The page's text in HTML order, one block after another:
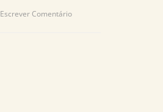
Escrever Comentário